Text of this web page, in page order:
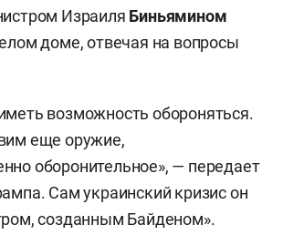
Израиля Биньямином
доме, отвечая на вопросы
возможность обороняться.
еще оружие,
оборонительное», — передает
Сам украинский кризис он
созданным Байденом».